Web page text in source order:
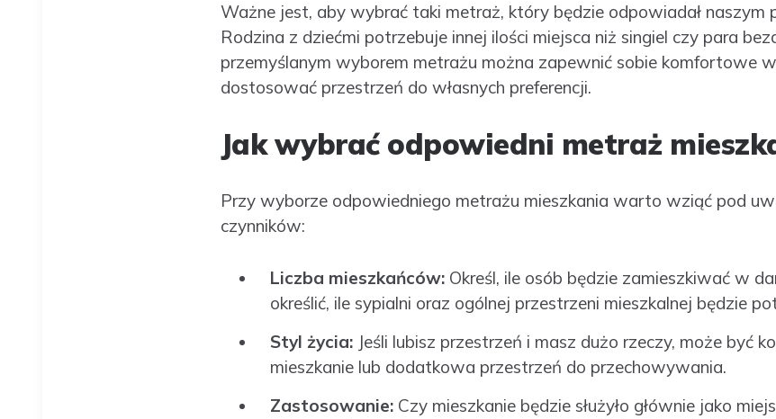
Ważne jest, aby wybrać taki metraż, który będzie odpowiadał naszym
Rodzina z dziećmi potrzebuje innej ilości miejsca niż singiel czy para
przemyślanym wyborem metrażu można zapewnić sobie komfortowe
dostosować przestrzeń do własnych preferencji.
Jak wybrać odpowiedni metraż
Przy wyborze odpowiedniego metrażu mieszkania warto wziąć pod
czynników:
Liczba mieszkańców: Określ, ile osób będzie zamieszkiwać w
określić, ile sypialni oraz ogólnej przestrzeni mieszkalnej będzie
Styl życia: Jeśli lubisz przestrzeń i masz dużo rzeczy, może być
mieszkanie lub dodatkowa przestrzeń do przechowywania.
Zastosowanie: Czy mieszkanie będzie służyło głównie jako